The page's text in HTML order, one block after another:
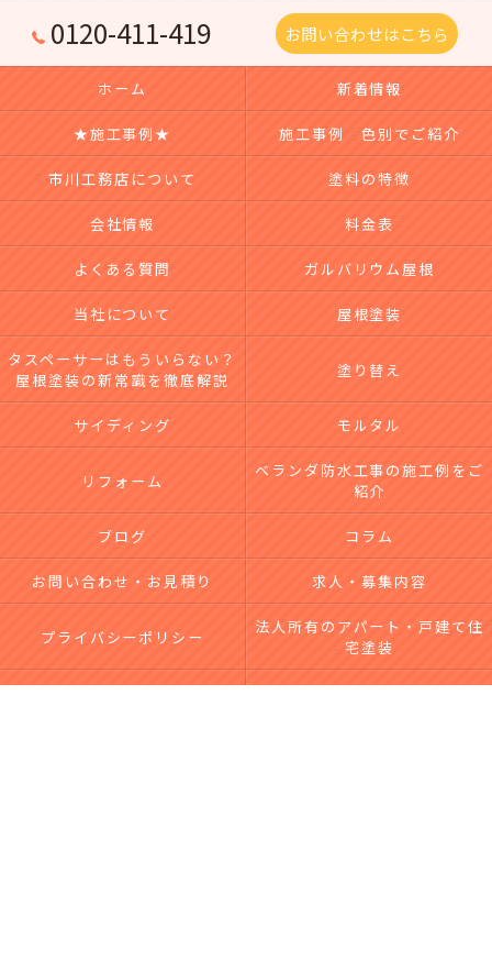
0120-411-419 お問い合わせはこちら
ホーム 新着情報
★施工事例★ 施工事例 色別でご紹介
市川工務店について 塗料の特徴
会社情報 料金表
よくある質問 ガルバリウム屋根
当社について 屋根塗装
タスペーサーはもういらない？
屋根塗装の新常識を徹底解説
塗り替え
サイディング モルタル
リフォーム
ベランダ防水工事の施工例をご
紹介
ブログ コラム
お問い合わせ・お見積り 求人・募集内容
プライバシーポリシー
法人所有のアパート・戸建て住
宅塗装
台風による屋根・外壁被害｜無